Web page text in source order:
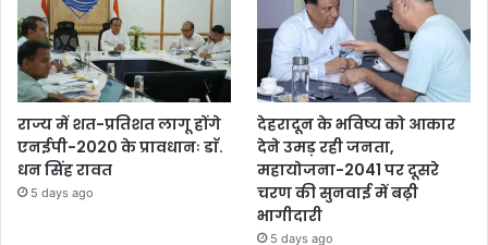
राज्य में शत-प्रतिशत लागू होंगे
एनईपी-2020 के प्रावधानः डाॅ.
धन सिंह रावत
5 days ago
देहरादून के भविष्य को आकार
देने उमड़ रही जनता,
महायोजना-2041 पर दूसरे
चरण की सुनवाई में बढ़ी
भागीदारी
5 days ago